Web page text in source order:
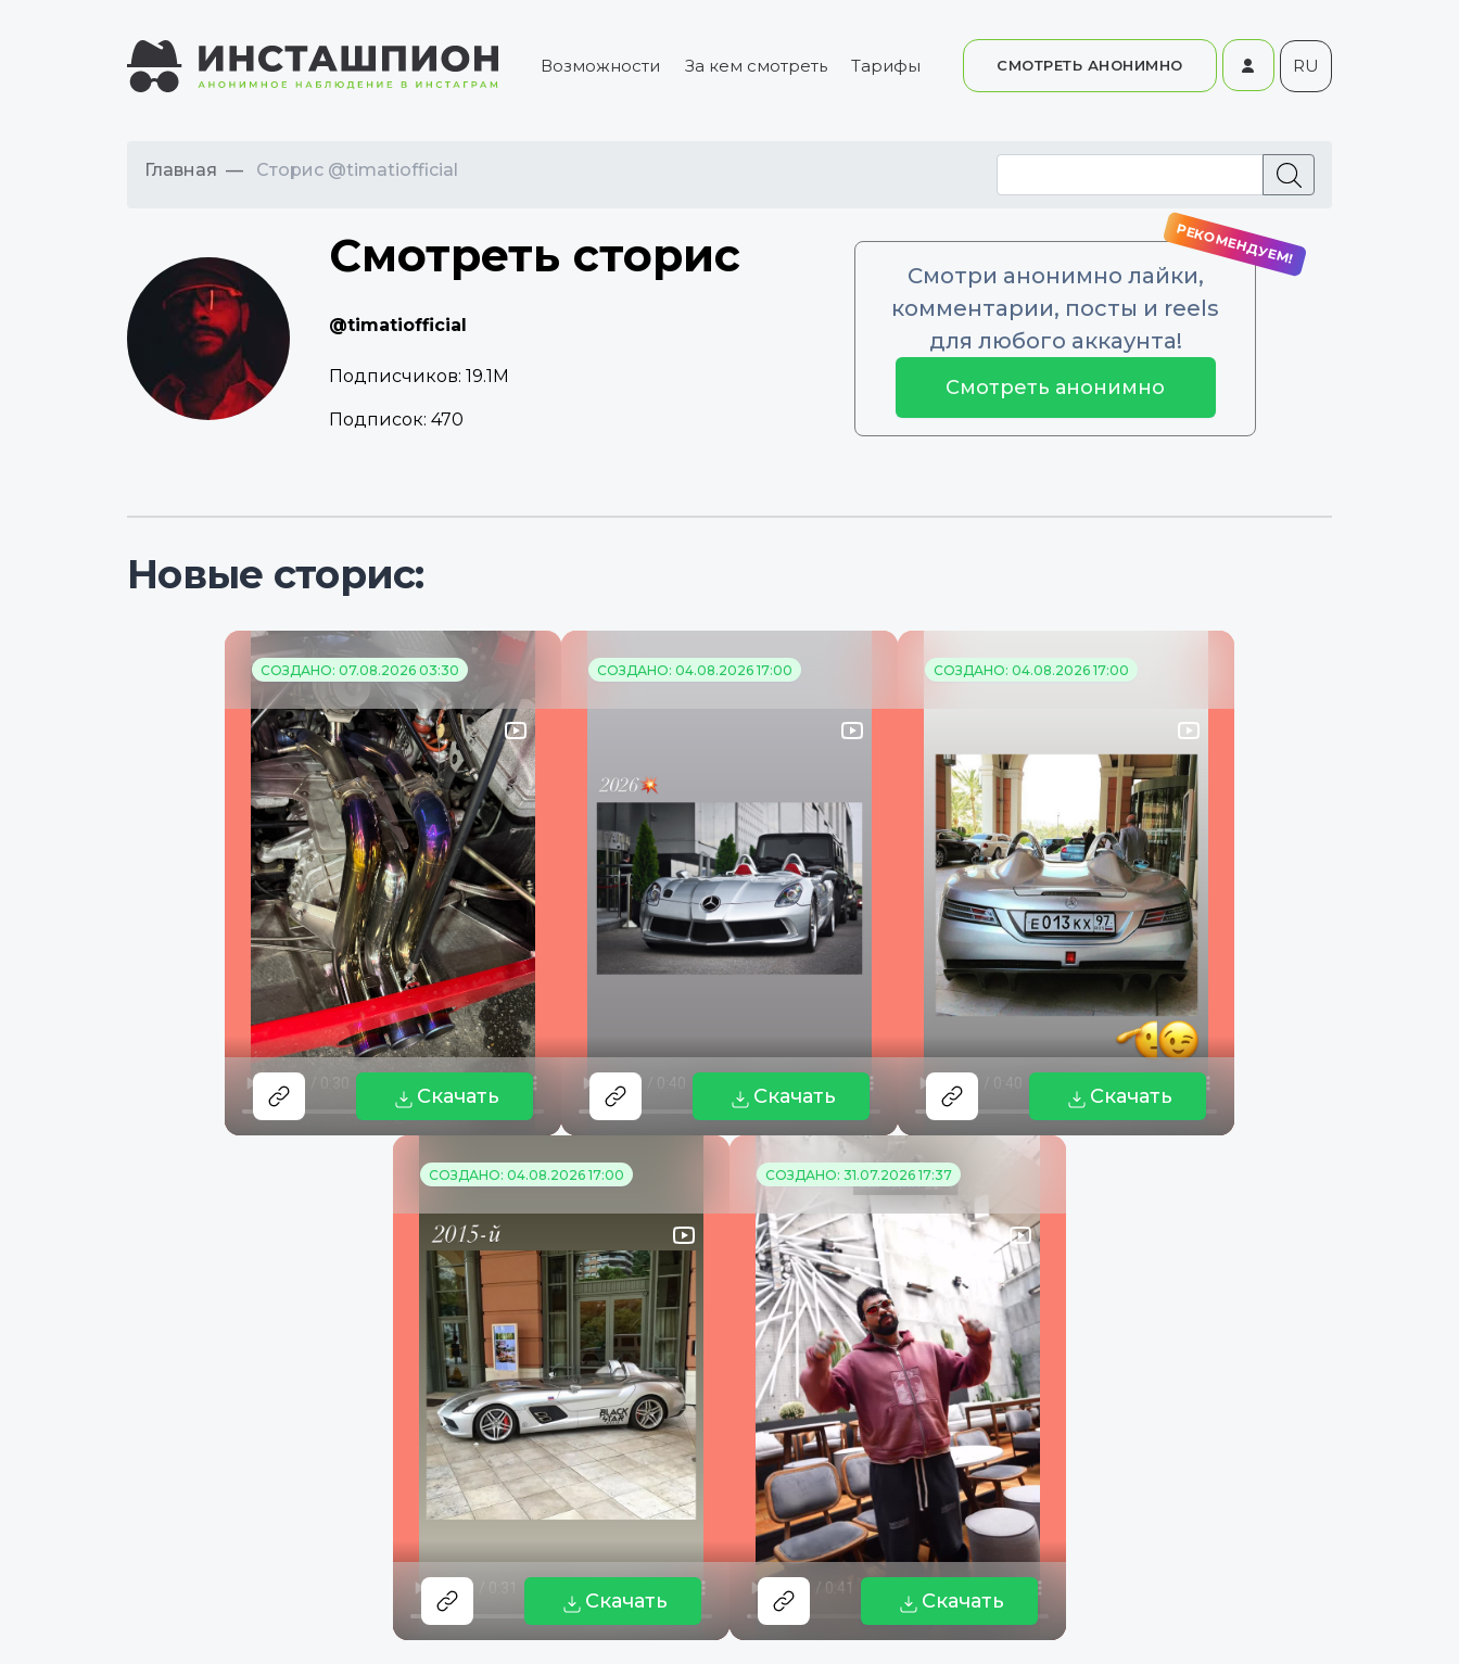
Возможности За кем смотреть Тарифы СМОТРЕТЬ АНОНИМНО RU
Главная Сторис @timatiofficial
Смотреть сторис
@timatiofficial
Подписчиков: 19.1M
Подписок: 470
Смотри анонимно лайки,
комментарии, посты и reels
для любого аккаунта!
Смотреть анонимно
Новые сторис:
СОЗДАНО: 07.08.2026 03:30
Скачать
СОЗДАНО: 04.08.2026 17:00
Скачать
СОЗДАНО: 04.08.2026 17:00
Скачать
СОЗДАНО: 04.08.2026 17:00
Скачать
СОЗДАНО: 31.07.2026 17:37
Скачать